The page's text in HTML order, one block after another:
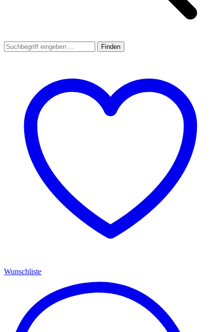
Finden
Wunschliste